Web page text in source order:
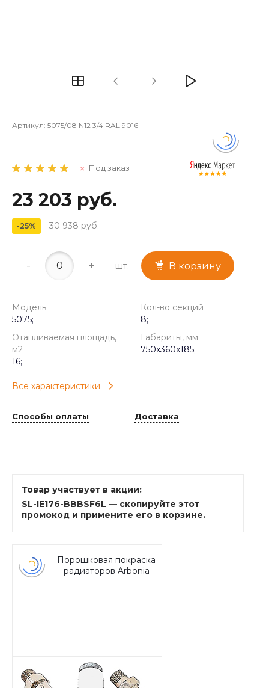
Артикул: 5075/08 N12 3/4 RAL 9016
Под заказ
23 203 руб.
-25% 30 938 руб.
- + шт. В корзину
Модель
5075;
Кол-во секций
8;
Отапливаемая площадь,
м2
16;
Габариты, мм
750x360x185;
Все характеристики
Способы оплаты Доставка
Товар участвует в акции:
SL-IE176-BBBSF6L — скопируйте этот
промокод и примените его в корзине.
Порошковая покраска
радиаторов Arbonia